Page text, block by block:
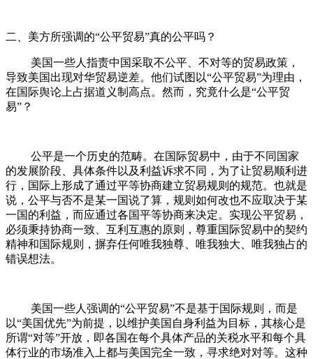
二、美方所强调的“公平贸易”真的公平吗？
美国一些人指责中国采取不公平、不对等的贸易政策，
导致美国出现对华贸易逆差。他们试图以“公平贸易”为理由，
在国际舆论上占据道义制高点。然而，究竟什么是“公平贸
易”？
公平是一个历史的范畴。在国际贸易中，由于不同国家
的发展阶段、具体条件以及利益诉求不同，为了让贸易顺利进
行，国际上形成了通过平等协商建立贸易规则的规范。也就是
说，公平与否不是某一国说了算，规则如何改也不应取决于某
一国的利益，而应通过各国平等协商来决定。实现公平贸易，
必须秉持协商一致、互利互惠的原则，尊重国际贸易中的契约
精神和国际规则，摒弃任何唯我独尊、唯我独大、唯我独占的
错误想法。
美国一些人强调的“公平贸易”不是基于国际规则，而是
以“美国优先”为前提，以维护美国自身利益为目标，其核心是
所谓“对等”开放，即各国在每个具体产品的关税水平和每个具
体行业的市场准入上都与美国完全一致，寻求绝对对等。这种